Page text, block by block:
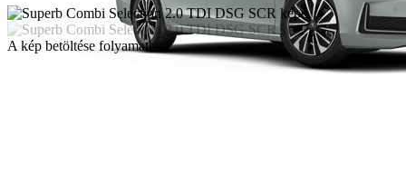
A kép betöltése folyamatban.